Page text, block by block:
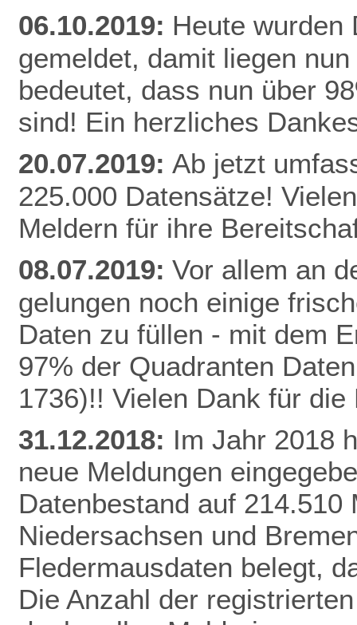
06.10.2019: Heute wurden
gemeldet, damit liegen
bedeutet, dass nun über
sind! Ein herzliches
20.07.2019: Ab jetzt
225.000 Datensätze!
Meldern für ihre
08.07.2019: Vor allem an
gelungen noch einige
Daten zu füllen - mit dem
97% der Quadranten
1736)!! Vielen Dank für die
31.12.2018: Im Jahr 2018
neue Meldungen
Datenbestand auf
Niedersachsen und
Fledermausdaten belegt,
Die Anzahl der